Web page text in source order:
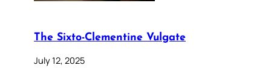
The Sixto-Clementine Vulgate
July 12, 2025